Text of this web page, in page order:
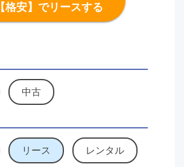
【格安】でリースする
中古
リース レンタル